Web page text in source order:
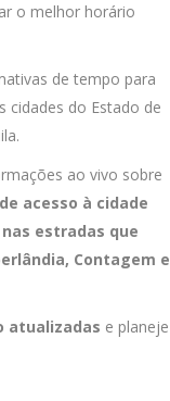
o melhor horário
de tempo para
cidades do Estado de
ao vivo sobre
acesso à cidade
estradas que
, Contagem e
atualizadas e planeje